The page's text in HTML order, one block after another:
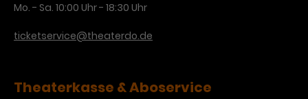
Mo. - Sa. 10:00 Uhr - 18:30 Uhr
ticketservice@theaterdo.de
Theaterkasse & Aboservice